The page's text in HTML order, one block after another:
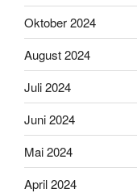
Oktober 2024
August 2024
Juli 2024
Juni 2024
Mai 2024
April 2024